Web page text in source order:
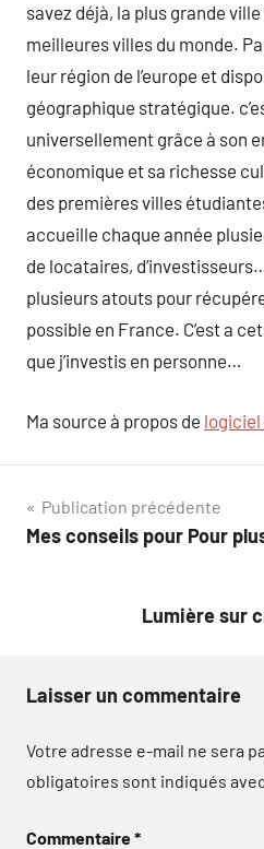
savez déjà, la plus grande
meilleures villes du monde.
leur région de l’europe et
géographique stratégique.
universellement grâce à son
économique et sa richesse
des premières villes
accueille chaque année
de locataires,
plusieurs atouts pour
possible en France. C’est a
que j’investis en personne…
Ma source à propos de
Navigation
de
Publication précédente
Mes conseils pour Pour
Lumière sur
Laisser un commentaire
Votre adresse e-mail ne sera
obligatoires sont indiqués
Commentaire*